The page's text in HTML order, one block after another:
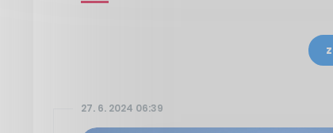
27. 6. 2024 06:39